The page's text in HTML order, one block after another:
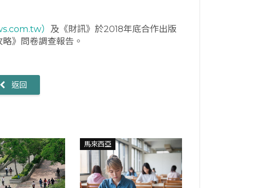
） 及《財訊》於2018年底合作出版
》問卷調查報告。
返回
馬來西亞